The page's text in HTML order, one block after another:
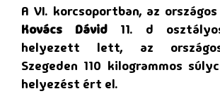
A VI. korcsoportban, az
Kovács Dávid 11. d
helyezett lett, az
Szegeden 110 kilogrammos
helyezést ért el.